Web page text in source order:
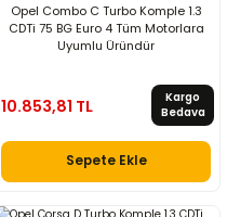
Opel Combo C Turbo Komple 1.3
CDTi 75 BG Euro 4 Tüm Motorlara
Uyumlu Üründür
10.853,81 TL
Kargo
Bedava
Sepete Ekle